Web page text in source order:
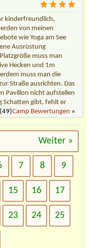
kinderfreundlich,
von meinen
wie Yoga am See
Ausrüstung
muss man
Hecken und 1m
muss man die
Straße ausrichten. Das
Pavillon nicht aufstellen
Schatten gibt, fehlt er
(49)Camp Bewertungen »
Weiter »
7 8 9
15 16 17
23 24 25